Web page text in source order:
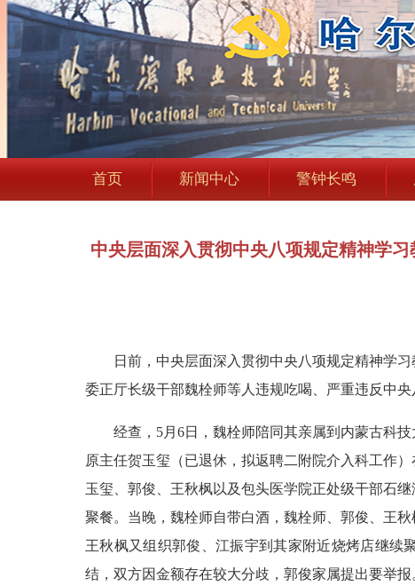
首页 新闻中心 警钟长鸣
中央层面深入贯彻中央八项规定精神学
日前，中央层面深入贯彻中央八项规定精神学习
委正厅长级干部魏栓师等人违规吃喝、严重违反中央
经查，5月6日，魏栓师陪同其亲属到内蒙古科技
原主任贺玉玺（已退休，拟返聘二附院介入科工作
玉玺、郭俊、王秋枫以及包头医学院正处级干部石
聚餐。当晚，魏栓师自带白酒，魏栓师、郭俊、王
王秋枫又组织郭俊、江振宇到其家附近烧烤店继续
结，双方因金额存在较大分歧，郭俊家属提出要举